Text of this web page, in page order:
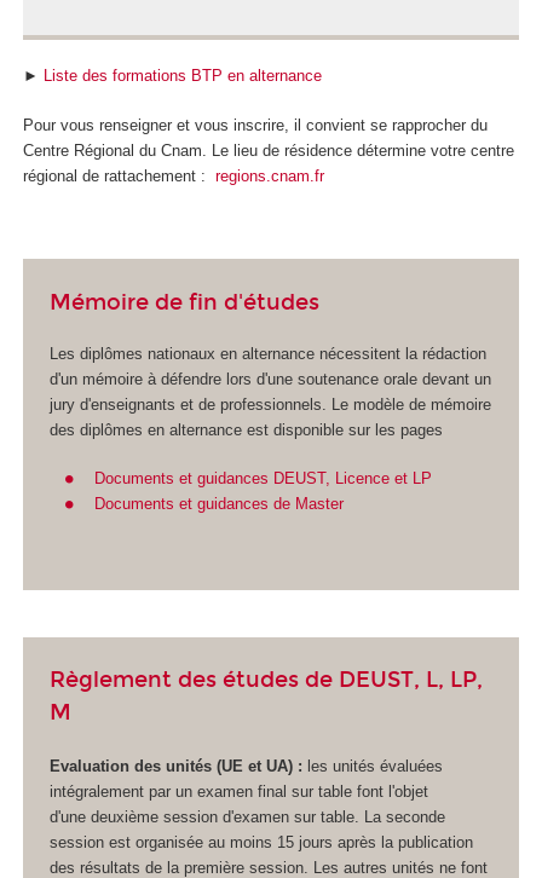
► Liste des formations BTP en alternance
Pour vous renseigner et vous inscrire, il convient se rapprocher du
Centre Régional du Cnam. Le lieu de résidence détermine votre centre
régional de rattachement : regions.cnam.fr
Mémoire de fin d'études
Les diplômes nationaux en alternance nécessitent la rédaction
d'un mémoire à défendre lors d'une soutenance orale devant un
jury d'enseignants et de professionnels. Le modèle de mémoire
des diplômes en alternance est disponible sur les pages
Documents et guidances DEUST, Licence et LP
Documents et guidances de Master
Règlement des études de DEUST, L, LP,
M
Evaluation des unités (UE et UA) : les unités évaluées
intégralement par un examen final sur table font l'objet
d'une deuxième session d'examen sur table. La seconde
session est organisée au moins 15 jours après la publication
des résultats de la première session. Les autres unités ne font